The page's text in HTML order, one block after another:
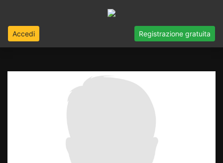
Accedi Registrazione gratuita